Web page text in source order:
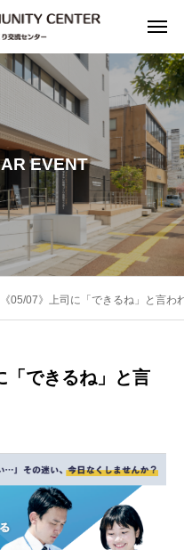
EVENT
《05/07》上司に「できるね」と言わ
「できるね」と言